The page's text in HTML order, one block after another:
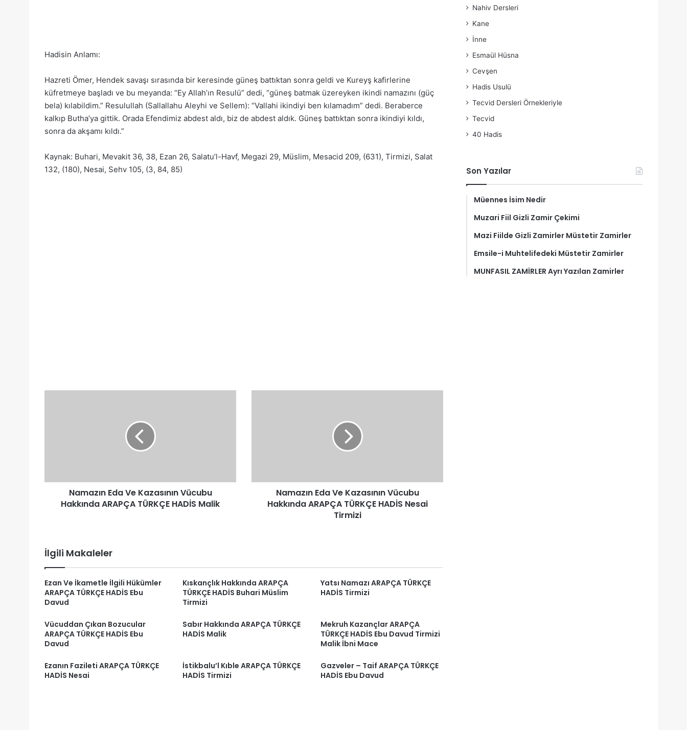
Hadisin Anlamı:
Hazreti Ömer, Hendek savaşı sırasında bir keresinde güneş battıktan sonra geldi ve Kureyş kafirlerine
küfretmeye başladı ve bu meyanda: “Ey Allah’ın Resulü” dedi, “güneş batmak üzereyken ikindi namazını (güç
bela) kılabildim.” Resulullah (Sallallahu Aleyhi ve Sellem): “Vallahi ikindiyi ben kılamadım” dedi. Beraberce
kalkıp Butha’ya gittik. Orada Efendimiz abdest aldı, biz de abdest aldık. Güneş battıktan sonra ikindiyi kıldı,
sonra da akşamı kıldı.”
Kaynak: Buhari, Mevakit 36, 38, Ezan 26, Salatu’l-Havf, Megazi 29, Müslim, Mesacid 209, (631), Tirmizi, Salat
132, (180), Nesai, Sehv 105, (3, 84, 85)
HADİS
Namazın Eda Ve Kazasının Vücubu
Hakkında ARAPÇA TÜRKÇE HADİS Malik
HADİS
Tirmizi
Namazın Eda Ve Kazasının Vücubu
Hakkında ARAPÇA TÜRKÇE HADİS Nesai
Tirmizi
İlgili Makaleler
Ezan Ve İkametle İlgili Hükümler
ARAPÇA TÜRKÇE HADİS Ebu
Davud
Kıskançlık Hakkında ARAPÇA
TÜRKÇE HADİS Buhari Müslim
Tirmizi
Yatsı Namazı ARAPÇA TÜRKÇE
HADİS Tirmizi
Vücuddan Çıkan Bozucular
ARAPÇA TÜRKÇE HADİS Ebu
Davud
Sabır Hakkında ARAPÇA TÜRKÇE
HADİS Malik
Mekruh Kazançlar ARAPÇA
TÜRKÇE HADİS Ebu Davud Tirmizi
Malik İbni Mace
Ezanın Fazileti ARAPÇA TÜRKÇE
HADİS Nesai
İstikbalu’l Kıble ARAPÇA TÜRKÇE
HADİS Tirmizi
Gazveler – Taif ARAPÇA TÜRKÇE
HADİS Ebu Davud
Nahiv Dersleri
Kane
İnne
Esmaül Hüsna
Cevşen
Hadis Usulü
Tecvid Dersleri Örnekleriyle
Tecvid
40 Hadis
Son Yazılar
Müennes İsim Nedir
Muzari Fiil Gizli Zamir Çekimi
Mazi Fiilde Gizli Zamirler Müstetir Zamirler
Emsile-i Muhtelifedeki Müstetir Zamirler
MUNFASIL ZAMİRLER Ayrı Yazılan Zamirler